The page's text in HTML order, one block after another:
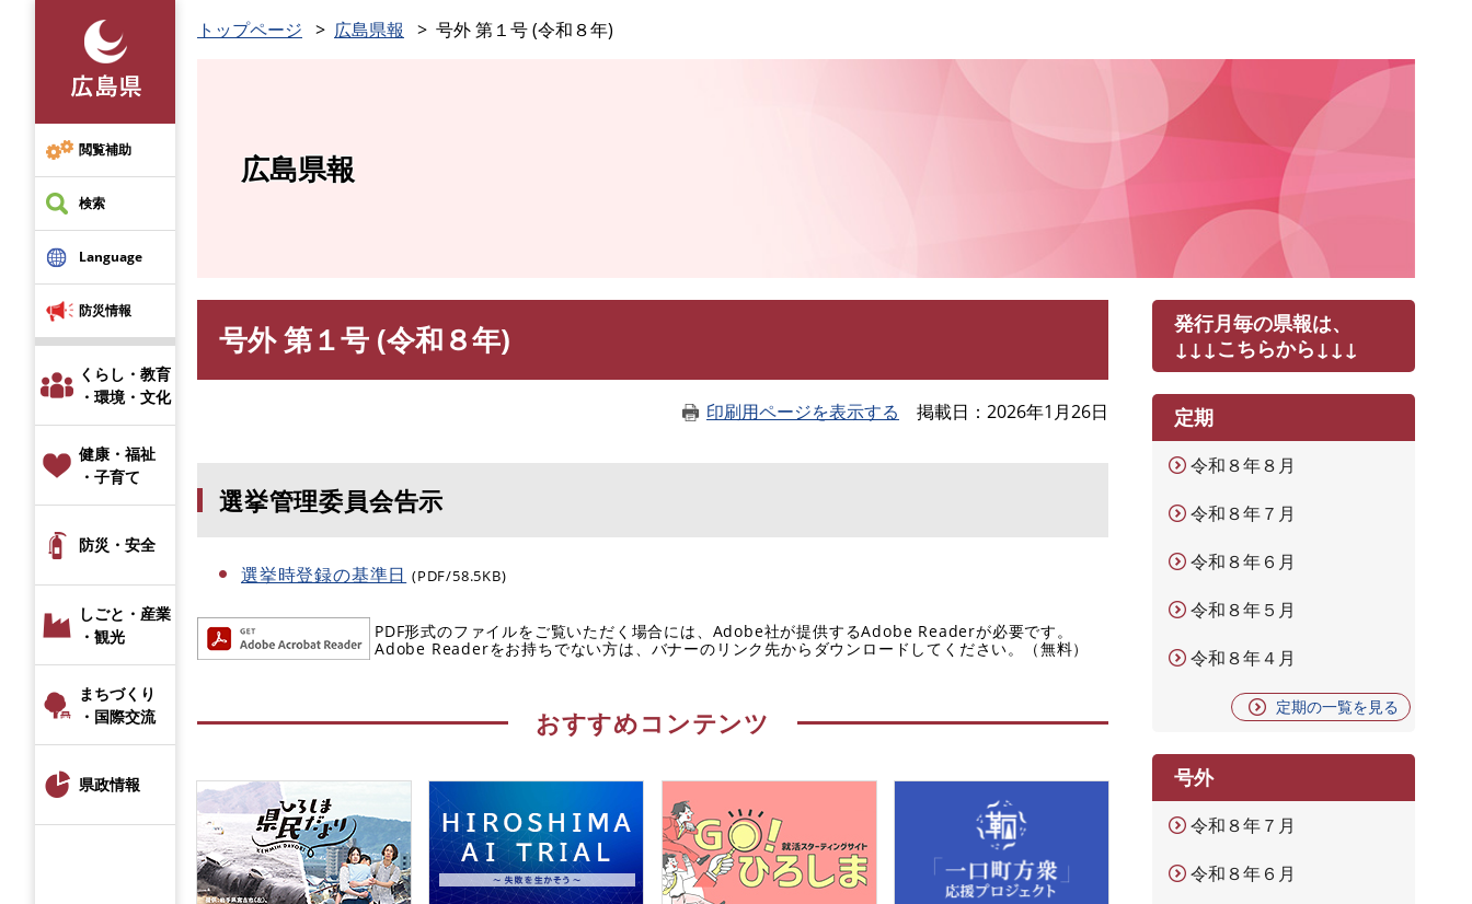
先
頭
で
す
閲覧補助
検索
Language
防災情報
くらし・教育
・環境・文化
健康・福祉
・子育て
防災・安全
しごと・産業
・観光
まちづくり
・国際交流
県政情報
トップページ 広島県報 号外 第１号 (令和８年)
広島県報
号外 第１号 (令和８年)
印刷用ページを表示する 掲載日 2026年1月26日
選挙管理委員会告示
選挙時登録の基準日 (PDF/58.5KB)
PDF形式のファイルをご覧いただく場合には、Adobe社が提供するAdobe Readerが必要です。
Adobe Readerをお持ちでない方は、バナーのリンク先からダウンロードしてください。（無料）
おすすめコンテンツ
発行月毎の県報は、
↓↓↓こちらから↓↓↓
定期
令和８年８月
令和８年７月
令和８年６月
令和８年５月
令和８年４月
定期の一覧を見る
号外
令和８年７月
令和８年６月